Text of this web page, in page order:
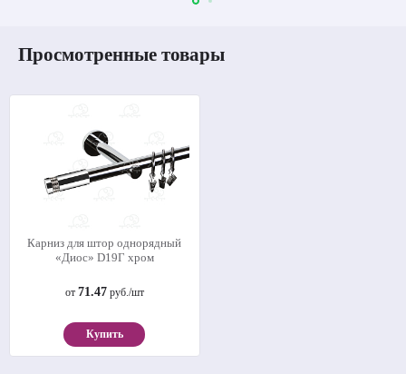
Просмотренные товары
Карниз для штор однорядный
«Диос» D19Г хром
от 71.47руб./шт
Купить